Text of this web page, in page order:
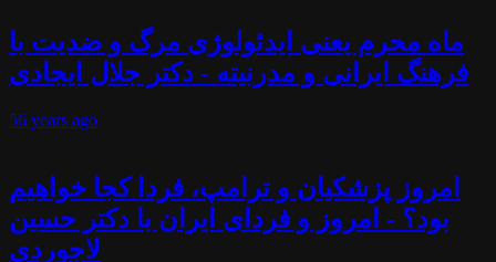
ماه محرم یعنی ایدئولوژی مرگ و ضدیت با
فرهنگ ایرانی و مدرنیته - دکتر جلال ایجادی
56 years ago
امروز پزشکیان و ترامپ، فردا کجا خواهیم
بود؟ - امروز و فردای ایران با دکتر حسین
لاجوردی